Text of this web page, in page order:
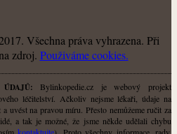
Všechna práva vyhrazena. Při
zdroj. Použiváme cookies.
Bylinkopedie.cz je webový projekt
léčitelství. Ačkoliv nejsme lékaři, údaje na
uvést na pravou míru. Přesto nemůžeme ručit za
a tak je možné, že jsme někde udělali chybu